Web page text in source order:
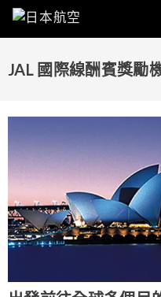
JAL 國際線酬賓獎勵